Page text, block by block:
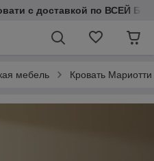
с доставкой по ВСЕЙ
мебель Кровать Мариотти